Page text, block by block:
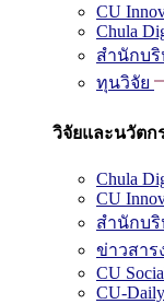
CU
Chula
สำนักบริ
ทุนวิจัย
วิจัยและนวัตก
Chula
CU
สำนักบริ
ข่าวสาร
CU
CU-Daily